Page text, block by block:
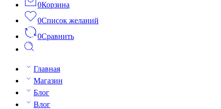
0Корзина
0Список желаний
0Сравнить
Главная
Магазин
Блог
Влог